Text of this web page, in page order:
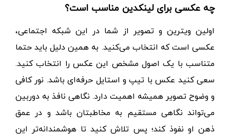
چه عکسی برای لینکدین مناسب است؟
اولین ویترین و تصویر از شما در این شبکه اجتماعی،
عکسی است که انتخاب می‌کنید. به همین دلیل باید حتما
متناسب با یک اصول مشخص این عکس را انتخاب کنید.
سعی کنید عکس با تیپ و استایل حرفه‌ای باشد. نور کافی
و وضوح تصویر همیشه اهمیت دارد. نگاهی نافذ به دوربین